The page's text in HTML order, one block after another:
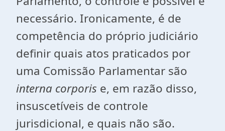
necessário. Ironicamente, é de
competência do próprio judiciário
definir quais atos praticados por
uma Comissão Parlamentar são
interna corporis e, em razão disso,
insuscetíveis de controle
jurisdicional, e quais não são.